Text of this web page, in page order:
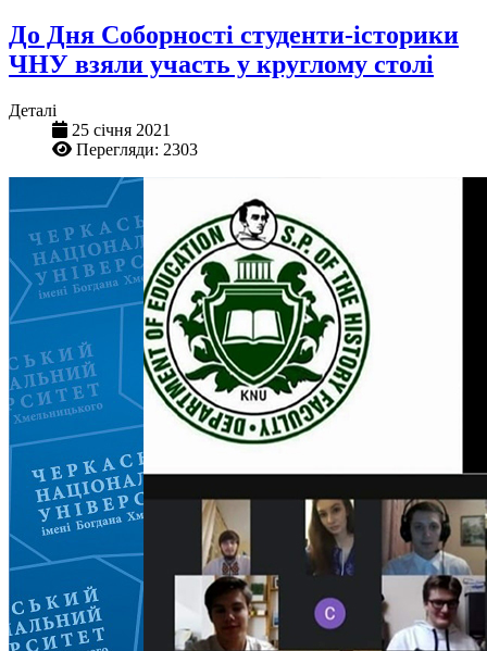
До Дня Соборності студенти-історики
ЧНУ взяли участь у круглому столі
Деталі
25 січня 2021
Перегляди: 2303